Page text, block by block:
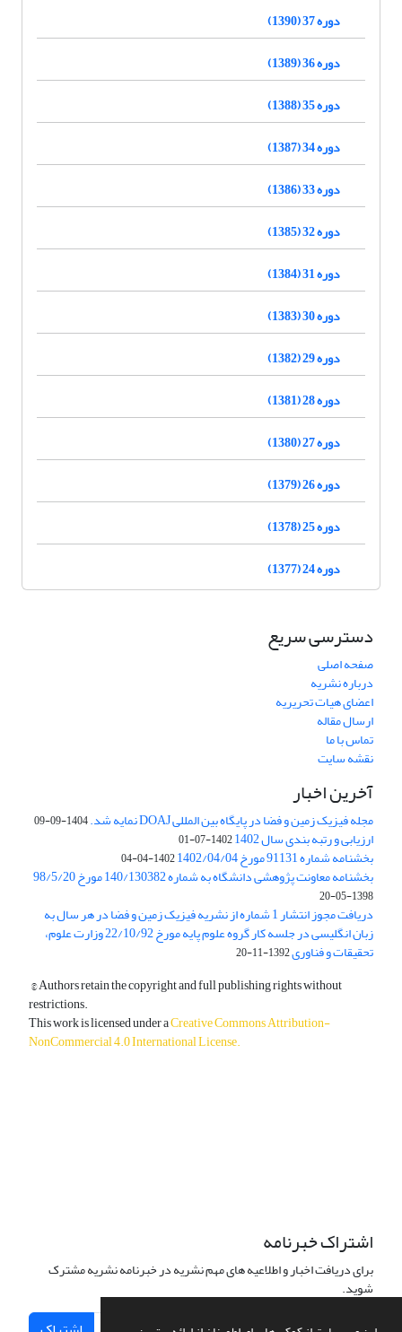
دوره 37 (1390)
دوره 36 (1389)
دوره 35 (1388)
دوره 34 (1387)
دوره 33 (1386)
دوره 32 (1385)
دوره 31 (1384)
دوره 30 (1383)
دوره 29 (1382)
دوره 28 (1381)
دوره 27 (1380)
دوره 26 (1379)
دوره 25 (1378)
دوره 24 (1377)
دسترسی سریع
صفحه اصلی
درباره نشریه
اعضای هیات تحریریه
ارسال مقاله
تماس با ما
نقشه سایت
آخرین اخبار
مجله فیزیک زمین و فضا در پایگاه بین المللی DOAJ نمایه شد. 1404-09-09
ارزیابی و رتبه بندی سال 1402 1402-07-01
بخشنامه شماره 91131 مورخ 1402/04/04 1402-04-04
بخشنامه معاونت پژوهشی دانشگاه به شماره 140/130382 مورخ 98/5/20
1398-05-20
دریافت مجوز انتشار 1 شماره از نشریه فیزیک زمین و فضا در هر سال به
زبان انگلیسی در جلسه کار گروه علوم پایه مورخ 22/10/92 وزارت علوم،
تحقیقات و فناوری1392-11-20
© Authors retain the copyright and full publishing rights without
restrictions.
This work is licensed under aCreative Commons Attribution-
NonCommercial 4.0 International License.
اشتراک خبرنامه
برای دریافت اخبار و اطلاعیه های مهم نشریه در خبرنامه نشریه مشترک
شوید.